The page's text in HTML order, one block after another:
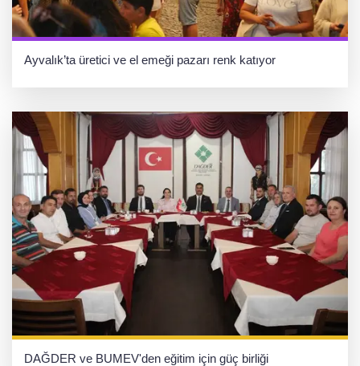
Ayvalık’ta üretici ve el emeği pazarı renk katıyor
DAĞDER ve BUMEV'den eğitim için güç birliği